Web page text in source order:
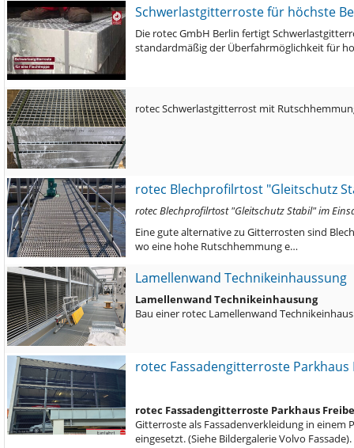
Schwerlastgitterroste für höchste
Die rotec GmbH Berlin fertigt
standardmäßig der Überfahrmöglichkeit für
rotec Schwerlastgitterrost mit
rotec Blechprofilrtost "Gleitschutz
rotec Blechprofilrtost "Gleitschutz Stabil" im
Eine gute alternative zu Gitterrosten sind
wo eine hohe Rutschhemmung e…
Lamellenwand Technikeinhaussung
Lamellenwand Technikeinhausung
Bau einer rotec Lamellenwand
rotec Fassadengitterroste Parkhaus
rotec Fassadengitterroste Parkhaus
Gitterroste als Fassadenverkleidung in
eingesetzt. (Siehe Bildergalerie Volvo